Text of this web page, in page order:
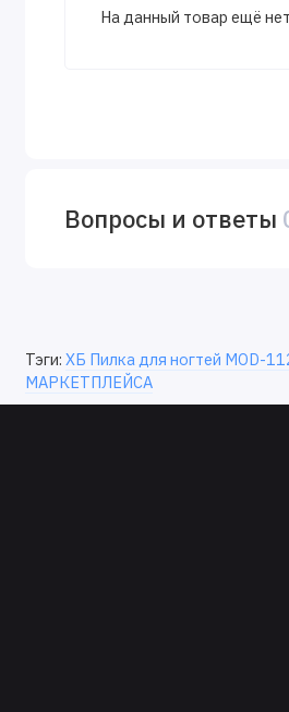
На данный товар ещё
Вопросы и ответы
Тэги: ХБ Пилка для ногтей MOD-
МАРКЕТПЛЕЙСА